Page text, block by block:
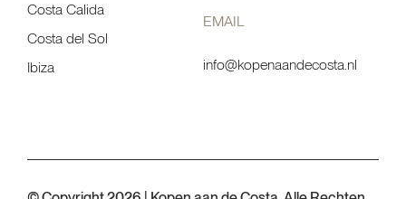
Costa Calida
Costa del Sol
Ibiza
EMAIL
info@kopenaandecosta.nl